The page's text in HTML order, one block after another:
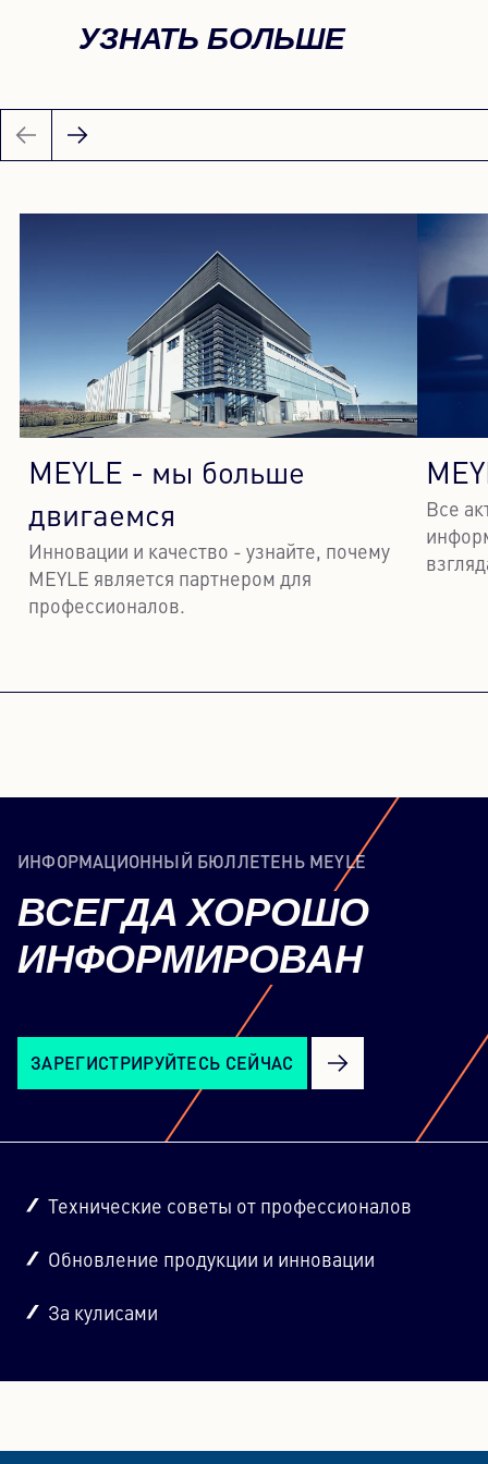
УЗНАТЬ БОЛЬШЕ
MEYLE - мы больше
двигаемся
Инновации и качество - узнайте, почему
MEYLE является партнером для
профессионалов.
Все
ИНФОРМАЦИОННЫЙ БЮЛЛЕТЕНЬ MEYLE
ВСЕГДА ХОРОШО
ИНФОРМИРОВАН
ЗАРЕГИСТРИРУЙТЕСЬ СЕЙЧАС
Технические советы от профессионалов
Обновление продукции и инновации
За кулисами